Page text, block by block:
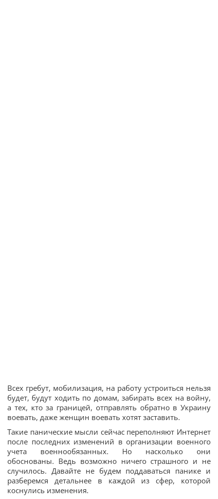
Всех гребут, мобилизация, на работу устроиться нельзя
будет, будут ходить по домам, забирать всех на войну,
а тех, кто за границей, отправлять обратно в Украину
воевать, даже женщин воевать хотят заставить.
Такие панические мысли сейчас переполняют Интернет
после последних изменений в организации военного
учета военнообязанных. Но насколько они
обоснованы. Ведь возможно ничего страшного и не
случилось. Давайте не будем поддаваться панике и
разберемся детальнее в каждой из сфер, которой
коснулись изменения.